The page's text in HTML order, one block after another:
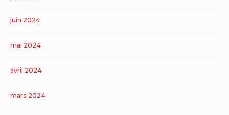
juin 2024
mai 2024
avril 2024
mars 2024